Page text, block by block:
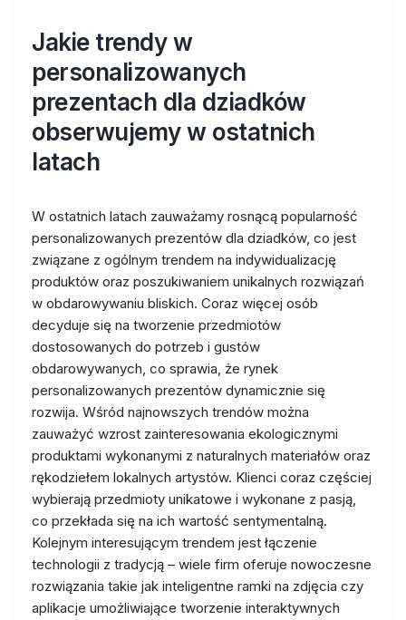
Jakie trendy w
personalizowanych
prezentach dla dziadków
obserwujemy w ostatnich
latach
W ostatnich latach zauważamy rosnącą popularność
personalizowanych prezentów dla dziadków, co jest
związane z ogólnym trendem na indywidualizację
produktów oraz poszukiwaniem unikalnych rozwiązań
w obdarowywaniu bliskich. Coraz więcej osób
decyduje się na tworzenie przedmiotów
dostosowanych do potrzeb i gustów
obdarowywanych, co sprawia, że rynek
personalizowanych prezentów dynamicznie się
rozwija. Wśród najnowszych trendów można
zauważyć wzrost zainteresowania ekologicznymi
produktami wykonanymi z naturalnych materiałów oraz
rękodziełem lokalnych artystów. Klienci coraz częściej
wybierają przedmioty unikatowe i wykonane z pasją,
co przekłada się na ich wartość sentymentalną.
Kolejnym interesującym trendem jest łączenie
technologii z tradycją – wiele firm oferuje nowoczesne
rozwiązania takie jak inteligentne ramki na zdjęcia czy
aplikacje umożliwiające tworzenie interaktywnych